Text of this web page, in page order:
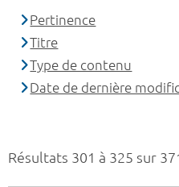
Résultats 301 à 325 sur
Pertinence
Titre
Type de contenu
Date de dernière